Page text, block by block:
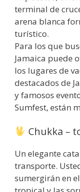
terminal de
arena blanca
turístico.
Para los que
Jamaica puede
los lugares de
destacados de
y famosos
Sumfest, están
Chukka –
Un elegante
transporte.
sumergirán en